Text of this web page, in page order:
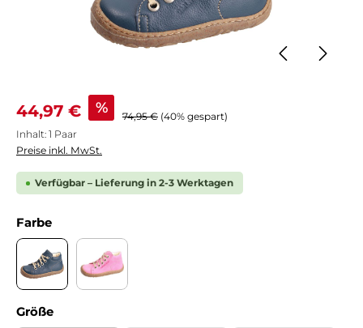
Verkaufspreis:
44,97 € % Regulärer Preis:
74,95 € (40% gespart)
Inhalt: 1 Paar
Preise inkl. MwSt.
Verfügbar – Lieferung in 2-3 Werktagen
Farbeauswählen
Größeauswählen